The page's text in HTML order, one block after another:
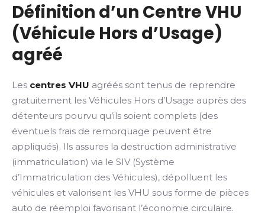
Définition d’un Centre VHU
(Véhicule Hors d’Usage)
agréé
Les centres VHU agréés sont tenus de reprendre
gratuitement les Véhicules Hors d’Usage auprès des
détenteurs pourvu qu’ils soient complets (des
éventuels frais de remorquage peuvent être
appliqués). Ils assures la destruction administrative
(immatriculation) via le SIV (Système
d’Immatriculation des Véhicules), dépolluent les
véhicules et valorisent les VHU sous forme de pièces
auto de réemploi favorisant l’économie circulaire.